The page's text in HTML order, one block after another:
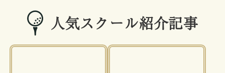
人気スクール紹介記事